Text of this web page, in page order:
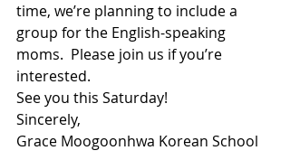
time, we’re planning to include a
group for the English-speaking
moms.  Please join us if you’re
interested.
See you this Saturday!
Sincerely,
Grace Moogoonhwa Korean School